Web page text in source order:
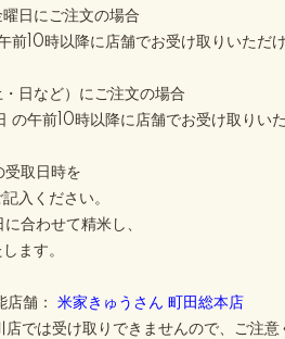
曜日にご注文の場合
前10時以降に店舗でお受け取りいただけ
日など）にご注文の場合
の午前10時以降に店舗でお受け取りいた
受取日時を
入ください。
合わせて精米し、
ます。
店舗： 米家きゅうさん 町田総本店
では受け取りできませんので、ご注意